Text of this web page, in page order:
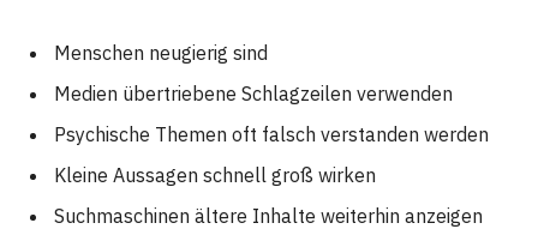
Menschen neugierig sind
Medien übertriebene Schlagzeilen verwenden
Psychische Themen oft falsch verstanden werden
Kleine Aussagen schnell groß wirken
Suchmaschinen ältere Inhalte weiterhin anzeigen